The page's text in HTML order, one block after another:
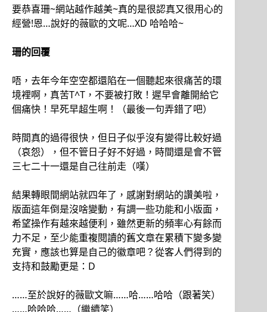
要恭喜珊~網站越作越美~真的是很認真又很用心的
經營!恩…說好的薇歐的文呢…XD 哈哈哈~
珊的回覆
唔，去年今年空空都還陷在一個聽起來很痛苦的環
境裡啊，真苦T^T，不要被打敗！遲早會離開給它
個痛快！早死早超生啊！（最後一句弄錯了吧）
時間真的過得很快，但日子似乎沒有變得比較好過
（哀怨），但不管日子好不好過，時間還是會不管
三七二十一還是自己往前走（嘆）
結果轉眼間網站就四年了，感謝對網站的讚美啦，
版面這年倒是沒啥變動，有調一些功能和小版面，
希望操作有越來越便利，雖然更新的頻率心有餘而
力不足，至少能重複閱讀的舊文章在累積下變多變
充實，應該也算是自己的徽章吧？從客人們得到的
支持和鼓勵更是：D
……至於說好的薇歐文嘛……哈……哈哈（跟著笑）
……哈哈哈……（繼續笑）